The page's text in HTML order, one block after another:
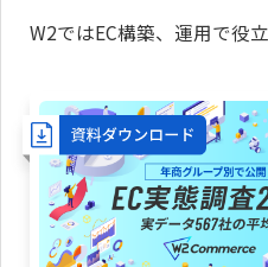
W2ではEC構築、運用で役